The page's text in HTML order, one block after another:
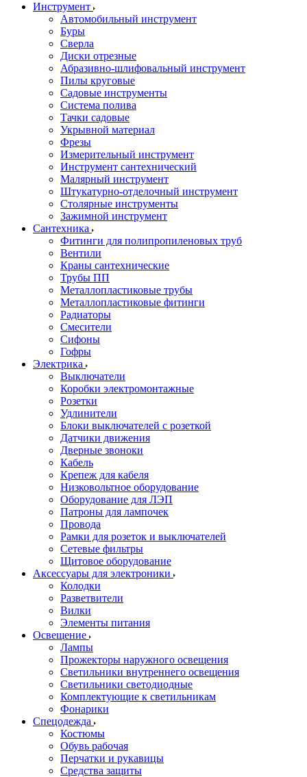
Инструмент
Автомобильный инструмент
Буры
Сверла
Диски отрезные
Абразивно-шлифовальный инструмент
Пилы круговые
Садовые инструменты
Система полива
Тачки садовые
Укрывной материал
Фрезы
Измерительный инструмент
Инструмент сантехнический
Малярный инструмент
Штукатурно-отделочный инструмент
Cтолярные инструменты
Зажимной инструмент
Сантехника
Фитинги для полипропиленовых труб
Вентили
Краны сантехнические
Трубы ПП
Металлопластиковые трубы
Металлопластиковые фитинги
Радиаторы
Смесители
Сифоны
Гофры
Электрика
Выключатели
Коробки электромонтажные
Розетки
Удлинители
Блоки выключателей с розеткой
Датчики движения
Дверные звоноки
Кабель
Крепеж для кабеля
Низковольтное оборудование
Оборудование для ЛЭП
Патроны для лампочек
Провода
Рамки для розеток и выключателей
Сетевые фильтры
Щитовое оборудование
Аксессуары для электроники
Колодки
Разветвители
Вилки
Элементы питания
Освещение
Лампы
Прожекторы наружного освещения
Светильники внутреннего освещения
Светильники светодиодные
Комплектующие к светильникам
Фонарики
Спецодежда
Костюмы
Обувь рабочая
Перчатки и рукавицы
Средства защиты